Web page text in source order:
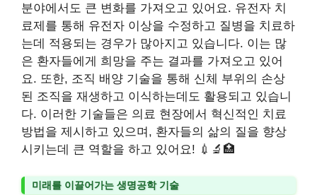
분야에서도 큰 변화를 가져오고 있어요. 유전자 치
료제를 통해 유전자 이상을 수정하고 질병을 치료하
는데 적용되는 경우가 많아지고 있습니다. 이는 많
은 환자들에게 희망을 주는 결과를 가져오고 있어
요. 또한, 조직 배양 기술을 통해 신체 부위의 손상
된 조직을 재생하고 이식하는데도 활용되고 있습니
다. 이러한 기술들은 의료 현장에서 혁신적인 치료
방법을 제시하고 있으며, 환자들의 삶의 질을 향상
시키는데 큰 역할을 하고 있어요! 💉🔬🏥
미래를 이끌어가는 생명공학 기술